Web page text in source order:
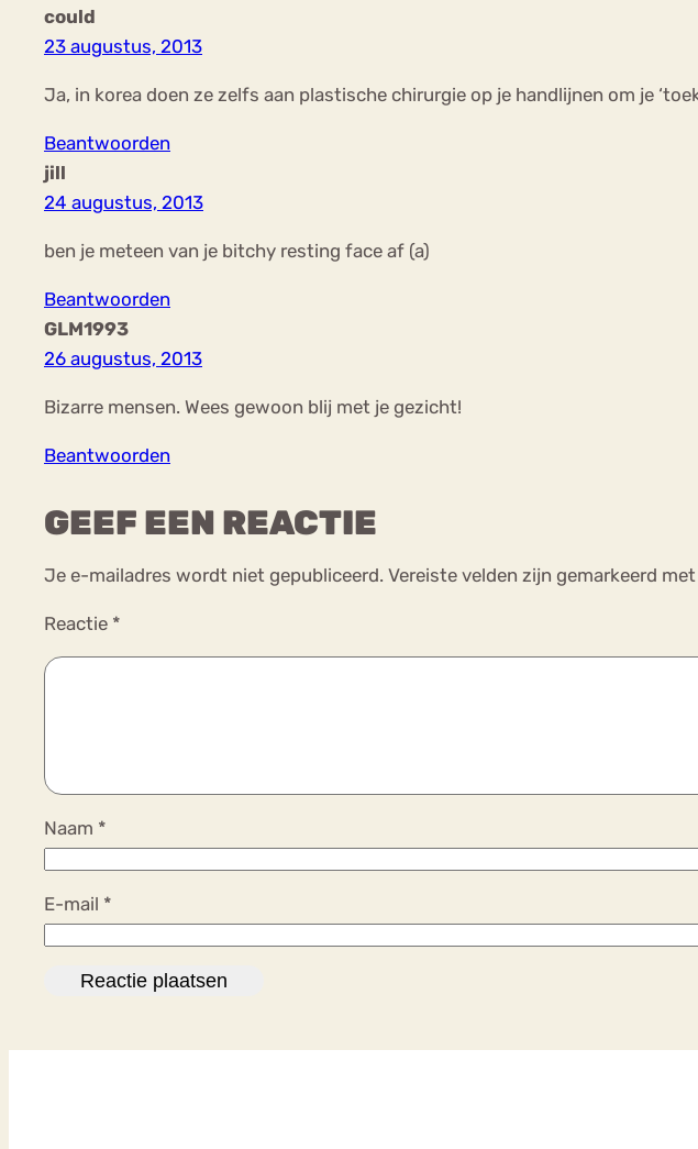
could
23 augustus, 2013
Ja, in korea doen ze zelfs aan plastische chirurgie op je handlijnen om je
Beantwoorden
jill
24 augustus, 2013
ben je meteen van je bitchy resting face af (a)
Beantwoorden
GLM1993
26 augustus, 2013
Bizarre mensen. Wees gewoon blij met je gezicht!
Beantwoorden
GEEF EEN REACTIE
Je e-mailadres wordt niet gepubliceerd. Vereiste velden zijn gemarkeerd met
Reactie *
Naam *
E-mail *